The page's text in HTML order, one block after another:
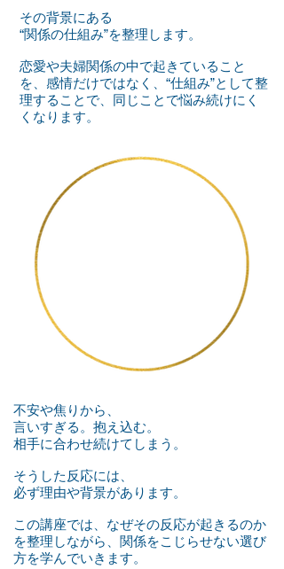
その背景にある
“関係の仕組み”を整理します。
恋愛や夫婦関係の中で起きていること
を、感情だけではなく、“仕組み”として整
理することで、同じことで悩み続けにく
くなります。
不安や焦りから、
​言いすぎる。抱え込む。
相手に合わせ続けてしまう。
そうした反応には、
必ず理由や背景があります。
この講座では、なぜその反応が起きるのか
を整理しながら、関係をこじらせない選び
方を学んでいきます。